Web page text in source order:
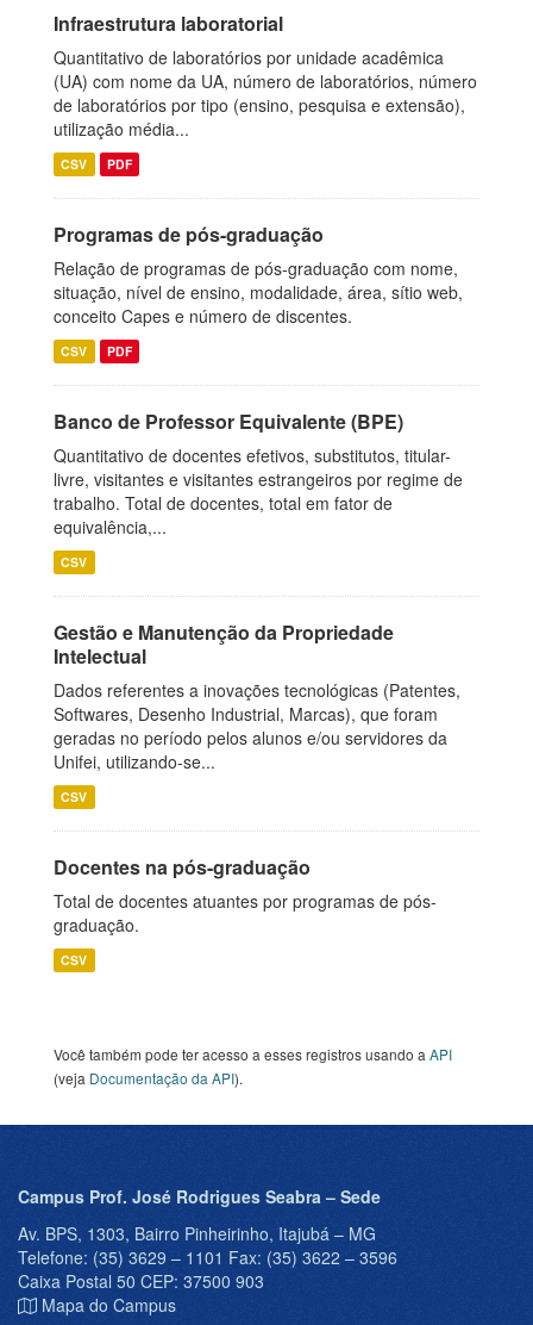
Infraestrutura laboratorial
Quantitativo de laboratórios por unidade acadêmica
(UA) com nome da UA, número de laboratórios, número
de laboratórios por tipo (ensino, pesquisa e extensão),
utilização média...
CSV PDF
Programas de pós-graduação
Relação de programas de pós-graduação com nome,
situação, nível de ensino, modalidade, área, sítio web,
conceito Capes e número de discentes.
CSV PDF
Banco de Professor Equivalente (BPE)
Quantitativo de docentes efetivos, substitutos, titular-
livre, visitantes e visitantes estrangeiros por regime de
trabalho. Total de docentes, total em fator de
equivalência,...
CSV
Gestão e Manutenção da Propriedade
Intelectual
Dados referentes a inovações tecnológicas (Patentes,
Softwares, Desenho Industrial, Marcas), que foram
geradas no período pelos alunos e/ou servidores da
Unifei, utilizando-se...
CSV
Docentes na pós-graduação
Total de docentes atuantes por programas de pós-
graduação.
CSV
Você também pode ter acesso a esses registros usando a API
(veja Documentação da API).
Campus Prof. José Rodrigues Seabra – Sede
Av. BPS, 1303, Bairro Pinheirinho, Itajubá – MG
Telefone: (35) 3629 – 1101 Fax: (35) 3622 – 3596
Caixa Postal 50 CEP: 37500 903
Mapa do Campus